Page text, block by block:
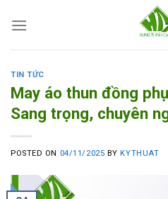
TIN TỨC
May áo thun đồng
Sang trọng, chuyên
POSTED ON 04/11/2025 BYKYTHUAT